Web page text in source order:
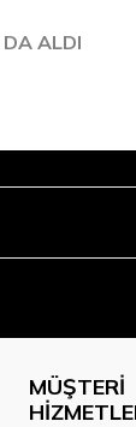
ALDI
MÜŞTERI